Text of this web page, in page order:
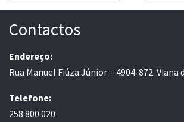
Contactos
Endereço:
Rua Manuel Fiúza Júnior - 4904-872 Viana
Telefone:
258 800 020